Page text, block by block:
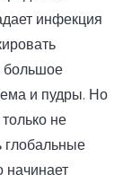
инфекция
большое
и пудры. Но
не
глобальные